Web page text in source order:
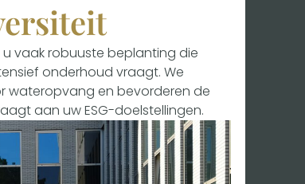
vaak robuuste beplanting die
onderhoud vraagt. We
wateropvang en bevorderen de
aan uw ESG-doelstellingen.